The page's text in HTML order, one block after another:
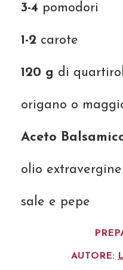
3-4 pomodori
1-2 carote
120 g di
origano o
Aceto
olio
sale e pepe
AUTORE: